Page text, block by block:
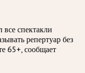
спектакли
репертуар без
65+, сообщает